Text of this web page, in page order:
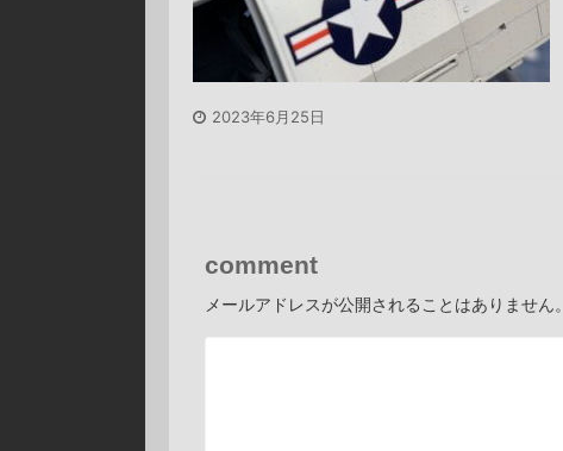
2023年6月25日
comment
メールアドレスが公開されることはありません。